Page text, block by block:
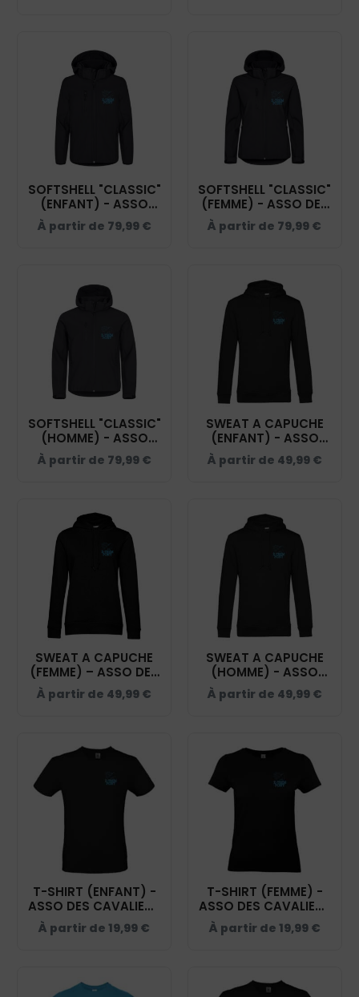
SOFTSHELL "CLASSIC"
(ENFANT) - ASSO
DES CAVALIERS DU ST
ACAIRE - NOIR -
À partir de 79,99 €
SOFTSHELL "CLASSIC"
(FEMME) - ASSO DES
CAVALIERS DU ST
ACAIRE - NOIR -
À partir de 79,99 €
SOFTSHELL "CLASSIC"
(HOMME) - ASSO
DES CAVALIERS DU ST
ACAIRE - NOIR -
À partir de 79,99 €
SWEAT A CAPUCHE
(ENFANT) - ASSO
DES CAVALIERS DU ST
ACAIRE - NOIR - K477
À partir de 49,99 €
SWEAT A CAPUCHE
(FEMME) – ASSO DES
CAVALIERS DU ST
ACAIRE - NOIR -
À partir de 49,99 €
SWEAT A CAPUCHE
(HOMME) - ASSO
DES CAVALIERS DU ST
ACAIRE - NOIR -
À partir de 49,99 €
T-SHIRT (ENFANT) -
ASSO DES CAVALIERS
DU ST ACAIRE - NOIR
- BC03TK
À partir de 19,99 €
T-SHIRT (FEMME) -
ASSO DES CAVALIERS
DU ST ACAIRE - NOIR
- BC04T
À partir de 19,99 €